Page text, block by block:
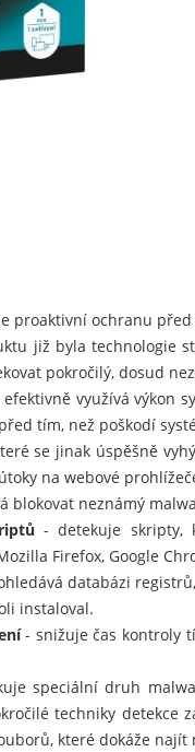
proaktivní ochranu
již byla technologie
pokročilý, dosud
efektivně využívá výkon
tím, než poškodí
se jinak úspěšně
na webové
blokovat neznámý
- detekuje skripty,
Firefox, Google
databázi
instaloval.
- snižuje čas kontroly
speciální druh
techniky
které dokáže